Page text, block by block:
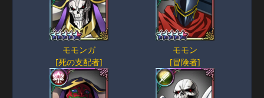
モモンガ
[死の支配者]
モモン
[冒険者]